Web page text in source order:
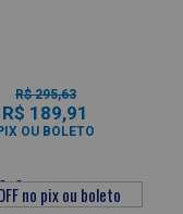
R$ 295,63
R$ 189,91
OU BOLETO